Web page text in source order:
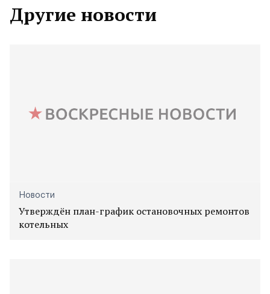
Другие новости
Новости
Утверждён план-график остановочных ремонтов
котельных